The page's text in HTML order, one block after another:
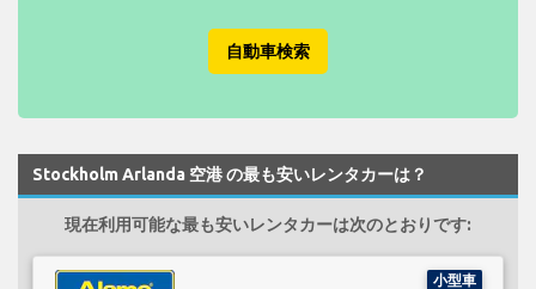
自動車検索
Stockholm Arlanda 空港 の最も安いレンタカーは？
現在利用可能な最も安いレンタカーは次のとおりです:
小型車